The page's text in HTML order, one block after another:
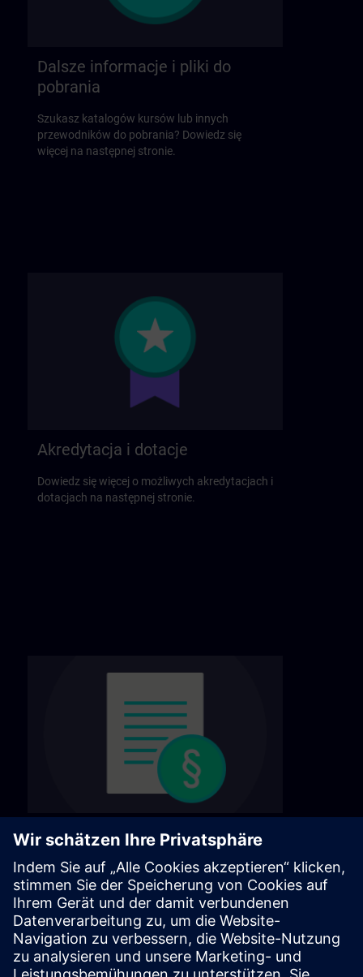
Dalsze informacje i pliki do
pobrania
Szukasz katalogów kursów lub innych
przewodników do pobrania? Dowiedz się
więcej na następnej stronie.
Akredytacja i dotacje
Dowiedz się więcej o możliwych akredytacjach i
dotacjach na następnej stronie.
Ogólne warunki i regulamin
Nasze ogólne warunki pracy znajdziesz na
następnej stronie.